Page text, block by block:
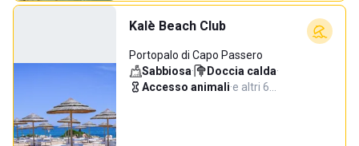
Kalè Beach Club
Portopalo di Capo Passero
Sabbiosa· Doccia calda·
Accesso animali·e altri 6…